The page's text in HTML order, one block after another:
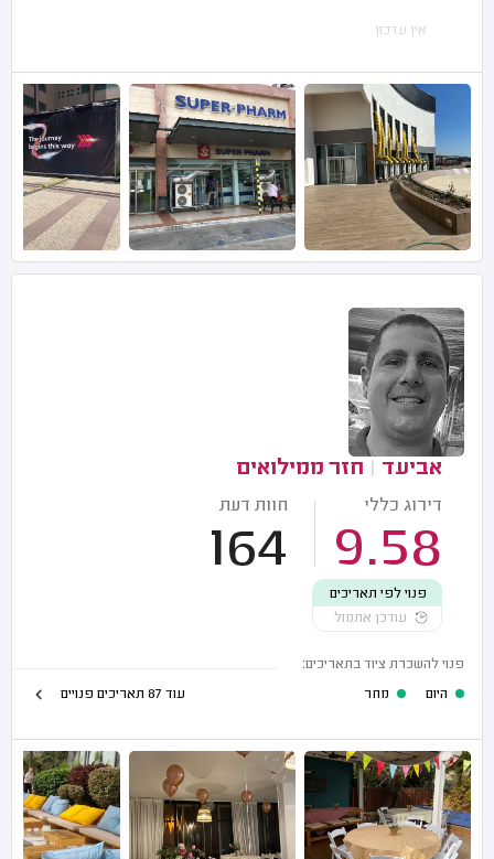
אין עדכון
אביעד חזר ממילואים
דירוג כללי
9.58
חוות דעת
164
פנוי לפי תאריכים
עודכן אתמול
פנוי להשכרת ציוד בתאריכים:
היום
מחר עוד 87 תאריכים פנויים